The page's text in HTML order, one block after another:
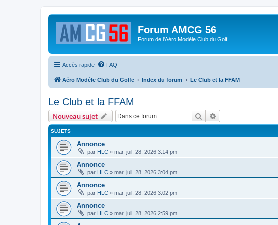
Forum AMCG 56
Forum de l'Aéro Modèle Club du Golf
Accès rapide FAQ
Aéro Modèle Club du Golfe Index du forum Le Club et la FFAM
Le Club et la FFAM
Nouveau sujet Rechercher
SUJETS
Annonce
par HLC » mar. juil. 28, 2026 3:14 pm
Annonce
par HLC » mar. juil. 28, 2026 3:04 pm
Annonce
par HLC » mar. juil. 28, 2026 3:02 pm
Annonce
par HLC » mar. juil. 28, 2026 2:59 pm